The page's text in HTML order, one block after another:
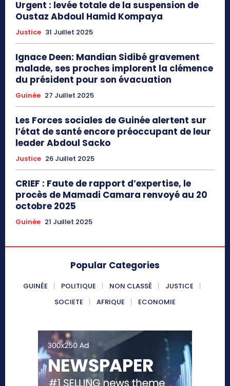
Urgent : levée totale de la suspension de
Oustaz Abdoul Hamid Kompaya
Justice 31 Juillet 2025
Ignace Deen: Mandian Sidibé gravement
malade, ses proches implorent la clémence
du président pour son évacuation
Guinée 27 Juillet 2025
Les Forces sociales de Guinée alertent sur
l’état de santé encore préoccupant de leur
leader Abdoul Sacko
Justice 26 Juillet 2025
CRIEF : Faute de rapport d’expertise, le
procès de Mamadi Camara renvoyé au 20
octobre 2025
Guinée 21 Juillet 2025
Popular Categories
GUINÉE POLITIQUE NON CLASSÉ
JUSTICE
SOCIETE
AFRIQUE ECONOMIE